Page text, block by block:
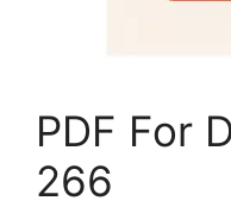
PDF For
266